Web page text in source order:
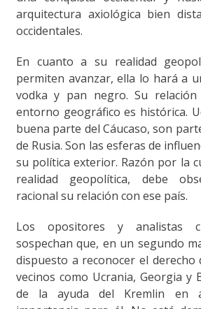
arquitectura axiológica bien
occidentales.
En cuanto a su realidad
permiten avanzar, ella lo hará a
vodka y pan negro. Su
entorno geográfico es histórica.
buena parte del Cáucaso, son
de Rusia. Son las esferas de
su política exterior. Razón por la
realidad geopolítica, debe
racional su relación con ese país.
Los opositores y analistas
sospechan que, en un segundo
dispuesto a reconocer el derecho
vecinos como Ucrania, Georgia y
de la ayuda del Kremlin en